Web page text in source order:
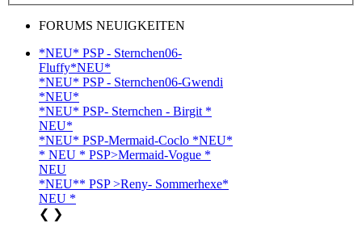
FORUMS NEUIGKEITEN
*NEU* PSP - Sternchen06-
Fluffy*NEU*
*NEU* PSP - Sternchen06-Gwendi
*NEU*
*NEU* PSP- Sternchen - Birgit *
NEU*
*NEU* PSP-Mermaid-Coclo *NEU*
* NEU * PSP>Mermaid-Vogue *
NEU
*NEU** PSP >Reny- Sommerhexe*
NEU *
❮ ❯